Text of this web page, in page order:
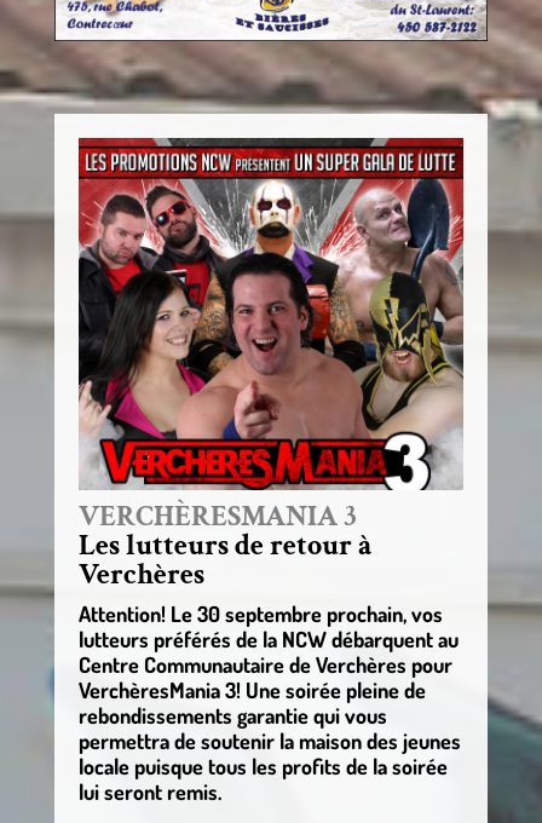
VERCHÈRESMANIA 3
Les lutteurs de retour à
Verchères
Attention! Le 30 septembre prochain, vos
lutteurs préférés de la NCW débarquent au
Centre Communautaire de Verchères pour
VerchèresMania 3! Une soirée pleine de
rebondissements garantie qui vous
permettra de soutenir la maison des jeunes
locale puisque tous les profits de la soirée
lui seront remis.